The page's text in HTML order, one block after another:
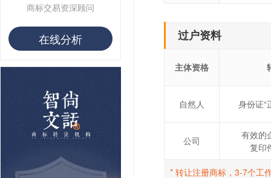
商标交易资深顾问
在线分析 过户资料
主体资格
自然人 身份证“
公司
有效的
复印
* 转让注册商标，3-7个工